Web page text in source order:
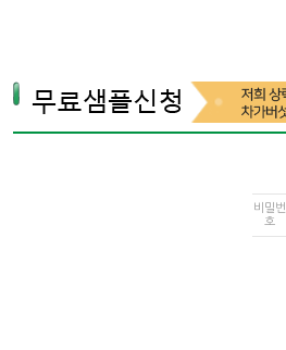
비밀번
호